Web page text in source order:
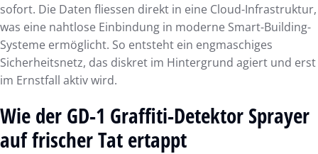
sofort. Die Daten fliessen direkt in eine Cloud-Infrastruktur,
was eine nahtlose Einbindung in moderne Smart-Building-
Systeme ermöglicht. So entsteht ein engmaschiges
Sicherheitsnetz, das diskret im Hintergrund agiert und erst
im Ernstfall aktiv wird.
Wie der GD-1 Graffiti-Detektor Sprayer
auf frischer Tat ertappt